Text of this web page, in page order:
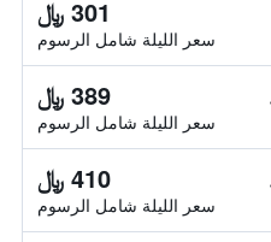
301 ﷼
سعر الليلة شامل الرسوم
389 ﷼
سعر الليلة شامل الرسوم
410 ﷼
سعر الليلة شامل الرسوم